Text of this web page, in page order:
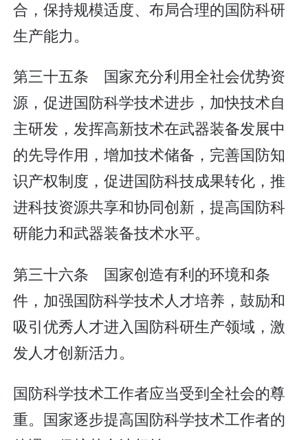
合，保持规模适度、布局合理的国防科研
生产能力。
第三十五条 国家充分利用全社会优势资
源，促进国防科学技术进步，加快技术自
主研发，发挥高新技术在武器装备发展中
的先导作用，增加技术储备，完善国防知
识产权制度，促进国防科技成果转化，推
进科技资源共享和协同创新，提高国防科
研能力和武器装备技术水平。
第三十六条 国家创造有利的环境和条
件，加强国防科学技术人才培养，鼓励和
吸引优秀人才进入国防科研生产领域，激
发人才创新活力。
国防科学技术工作者应当受到全社会的尊
重。国家逐步提高国防科学技术工作者的